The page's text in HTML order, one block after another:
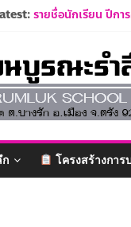
รายชื่อนักเรียน ปีกา
ประกาศรับสมัครค
ระเบียบการแต่งกา
รับสมัครนักเรียนอนุ
โครงสร้างการ